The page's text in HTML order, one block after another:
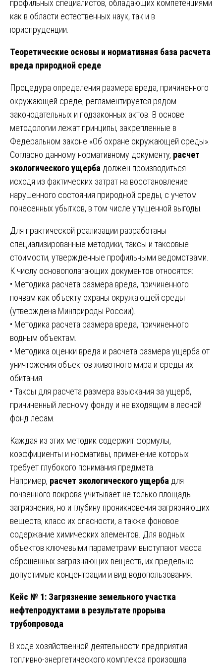
профильных специалистов, обладающих компетенциями
как в области естественных наук, так и в
юриспруденции.
Теоретические основы и нормативная база расчета
вреда природной среде
Процедура определения размера вреда, причиненного
окружающей среде, регламентируется рядом
законодательных и подзаконных актов. В основе
методологии лежат принципы, закрепленные в
Федеральном законе «Об охране окружающей среды».
Согласно данному нормативному документу, расчет
экологического ущерба должен производиться
исходя из фактических затрат на восстановление
нарушенного состояния природной среды, с учетом
понесенных убытков, в том числе упущенной выгоды.
Для практической реализации разработаны
специализированные методики, таксы и таксовые
стоимости, утвержденные профильными ведомствами.
К числу основополагающих документов относятся:
• Методика расчета размера вреда, причиненного
почвам как объекту охраны окружающей среды
(утверждена Минприроды России).
• Методика расчета размера вреда, причиненного
водным объектам.
• Методика оценки вреда и расчета размера ущерба от
уничтожения объектов животного мира и среды их
обитания.
• Таксы для расчета размера взыскания за ущерб,
причиненный лесному фонду и не входящим в лесной
фонд лесам.
Каждая из этих методик содержит формулы,
коэффициенты и нормативы, применение которых
требует глубокого понимания предмета.
Например, расчет экологического ущерба для
почвенного покрова учитывает не только площадь
загрязнения, но и глубину проникновения загрязняющих
веществ, класс их опасности, а также фоновое
содержание химических элементов. Для водных
объектов ключевыми параметрами выступают масса
сброшенных загрязняющих веществ, их предельно
допустимые концентрации и вид водопользования.
Кейс № 1: Загрязнение земельного участка
нефтепродуктами в результате прорыва
трубопровода
В ходе хозяйственной деятельности предприятия
топливно-энергетического комплекса произошла